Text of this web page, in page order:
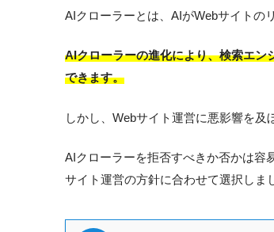
AIクローラーとは、AIがWebサイトの
AIクローラーの進化により、検索エ
できます。
しかし、Webサイト運営に悪影響を及
AIクローラーを拒否すべきか否かは容
サイト運営の方針に合わせて選択しま